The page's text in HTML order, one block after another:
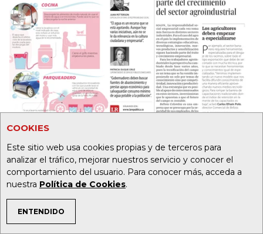
COOKIES
Este sitio web usa cookies propias y de terceros para
analizar el tráfico, mejorar nuestros servicio y conocer el
comportamiento del usuario. Para conocer más, acceda a
nuestra Política de Cookies.
ENTENDIDO
TEMAS DE INTERÉS